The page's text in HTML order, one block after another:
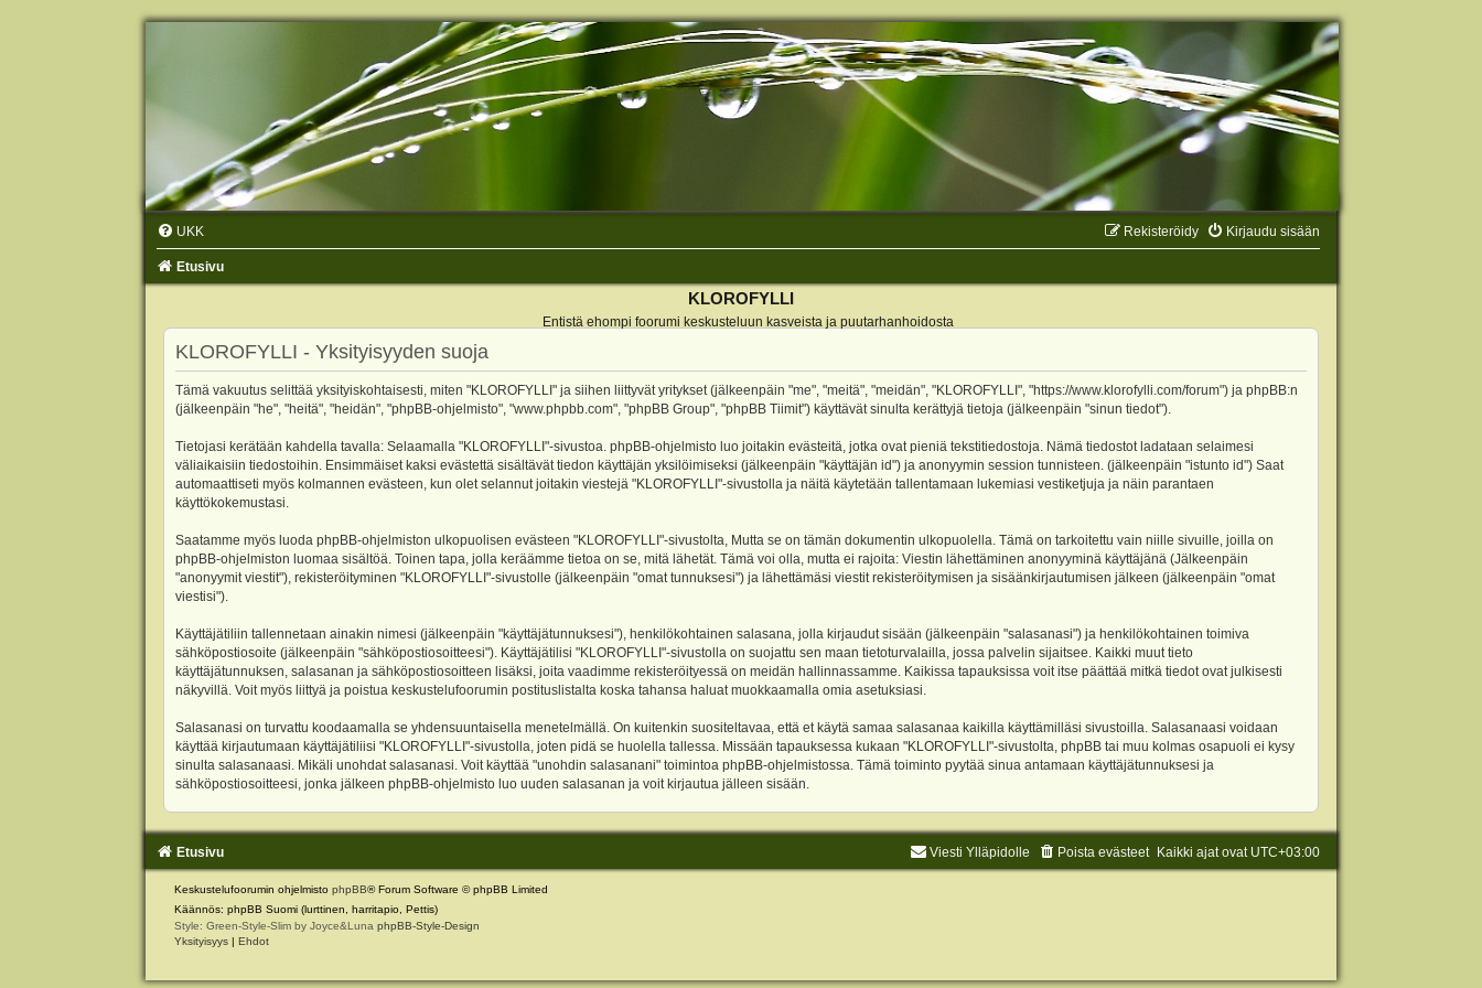
UKK Kirjaudu sisään
Rekisteröidy
Etusivu
KLOROFYLLI
Entistä ehompi foorumi keskusteluun kasveista ja puutarhanhoidosta
KLOROFYLLI - Yksityisyyden suoja
Tämä vakuutus selittää yksityiskohtaisesti, miten "KLOROFYLLI" ja siihen liittyvät yritykset (jälkeenpäin "me", "meitä", "meidän", "KLOROFYLLI", "https://www.klorofylli.com/forum") ja phpBB:n
(jälkeenpäin "he", "heitä", "heidän", "phpBB-ohjelmisto", "www.phpbb.com", "phpBB Group", "phpBB Tiimit") käyttävät sinulta kerättyjä tietoja (jälkeenpäin "sinun tiedot").
Tietojasi kerätään kahdella tavalla: Selaamalla "KLOROFYLLI"-sivustoa. phpBB-ohjelmisto luo joitakin evästeitä, jotka ovat pieniä tekstitiedostoja. Nämä tiedostot ladataan selaimesi
väliaikaisiin tiedostoihin. Ensimmäiset kaksi evästettä sisältävät tiedon käyttäjän yksilöimiseksi (jälkeenpäin "käyttäjän id") ja anonyymin session tunnisteen. (jälkeenpäin "istunto id") Saat
automaattiseti myös kolmannen evästeen, kun olet selannut joitakin viestejä "KLOROFYLLI"-sivustolla ja näitä käytetään tallentamaan lukemiasi vestiketjuja ja näin parantaen
käyttökokemustasi.
Saatamme myös luoda phpBB-ohjelmiston ulkopuolisen evästeen "KLOROFYLLI"-sivustolta, Mutta se on tämän dokumentin ulkopuolella. Tämä on tarkoitettu vain niille sivuille, joilla on
phpBB-ohjelmiston luomaa sisältöä. Toinen tapa, jolla keräämme tietoa on se, mitä lähetät. Tämä voi olla, mutta ei rajoita: Viestin lähettäminen anonyyminä käyttäjänä (Jälkeenpäin
"anonyymit viestit"), rekisteröityminen "KLOROFYLLI"-sivustolle (jälkeenpäin "omat tunnuksesi") ja lähettämäsi viestit rekisteröitymisen ja sisäänkirjautumisen jälkeen (jälkeenpäin "omat
viestisi").
Käyttäjätiliin tallennetaan ainakin nimesi (jälkeenpäin "käyttäjätunnuksesi"), henkilökohtainen salasana, jolla kirjaudut sisään (jälkeenpäin "salasanasi") ja henkilökohtainen toimiva
sähköpostiosoite (jälkeenpäin "sähköpostiosoitteesi"). Käyttäjätilisi "KLOROFYLLI"-sivustolla on suojattu sen maan tietoturvalailla, jossa palvelin sijaitsee. Kaikki muut tieto
käyttäjätunnuksen, salasanan ja sähköpostiosoitteen lisäksi, joita vaadimme rekisteröityessä on meidän hallinnassamme. Kaikissa tapauksissa voit itse päättää mitkä tiedot ovat julkisesti
näkyvillä. Voit myös liittyä ja poistua keskustelufoorumin postituslistalta koska tahansa haluat muokkaamalla omia asetuksiasi.
Salasanasi on turvattu koodaamalla se yhdensuuntaisella menetelmällä. On kuitenkin suositeltavaa, että et käytä samaa salasanaa kaikilla käyttämilläsi sivustoilla. Salasanaasi voidaan
käyttää kirjautumaan käyttäjätiliisi "KLOROFYLLI"-sivustolla, joten pidä se huolella tallessa. Missään tapauksessa kukaan "KLOROFYLLI"-sivustolta, phpBB tai muu kolmas osapuoli ei kysy
sinulta salasanaasi. Mikäli unohdat salasanasi. Voit käyttää "unohdin salasanani" toimintoa phpBB-ohjelmistossa. Tämä toiminto pyytää sinua antamaan käyttäjätunnuksesi ja
sähköpostiosoitteesi, jonka jälkeen phpBB-ohjelmisto luo uuden salasanan ja voit kirjautua jälleen sisään.
Etusivu Kaikki ajat ovat UTC+03:00
Poista evästeet
Viesti Ylläpidolle
Keskustelufoorumin ohjelmisto phpBB® Forum Software © phpBB Limited
Käännös: phpBB Suomi (lurttinen, harritapio, Pettis)
Style: Green-Style-Slim by Joyce&Luna phpBB-Style-Design
Yksityisyys | Ehdot